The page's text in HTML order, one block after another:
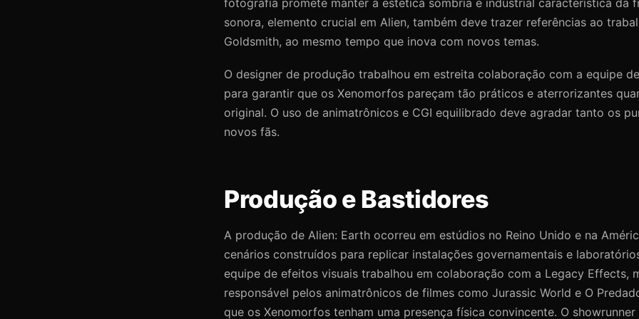
sonora, elemento crucial em Alien, também deve trazer referências ao
Goldsmith, ao mesmo tempo que inova com novos temas.
O designer de produção trabalhou em estreita colaboração com a equipe
para garantir que os Xenomorfos pareçam tão práticos e aterrorizantes
original. O uso de animatrônicos e CGI equilibrado deve agradar tanto os
novos fãs.
Produção e Bastidores
A produção de Alien: Earth ocorreu em estúdios no Reino Unido e na
cenários construídos para replicar instalações governamentais e
equipe de efeitos visuais trabalhou em colaboração com a Legacy Effects,
responsável pelos animatrônicos de filmes como Jurassic World e O
que os Xenomorfos tenham uma presença física convincente. O